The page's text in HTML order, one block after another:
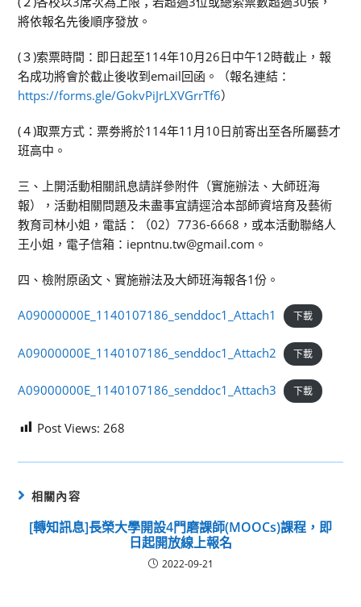
將依報名先後順序發放。
(３)索票時間：即日起至114年10月26日中午12時截止，報
名成功將會於截止後收到email回函。（報名連結：
https://forms.gle/GokvPiJrLXVGrrTf6）
(４)取票方式：票劵將於114年11月10日前寄出至各所屬藝才
班高中。
三、上開活動相關訊息請詳參附件（實施辦法、大師班海
報），活動相關問題及未盡事宜請逕洽本部師資培育及藝術
教育司林小姐，電話：（02）7736-6668，或本活動聯絡人
王小姐，電子信箱：iepntnu.tw@gmail.com。
四、檢附原函文、實施辦法及大師班海報各1份。
A09000000E_1140107186_senddoc1_Attach1 下載
A09000000E_1140107186_senddoc1_Attach2 下載
A09000000E_1140107186_senddoc1_Attach3 下載
Post Views: 268
相關內容
[轉知訊息]長榮大學開設4門磨課師(MOOCs)課程，即
日起開放線上報名
2022-09-21